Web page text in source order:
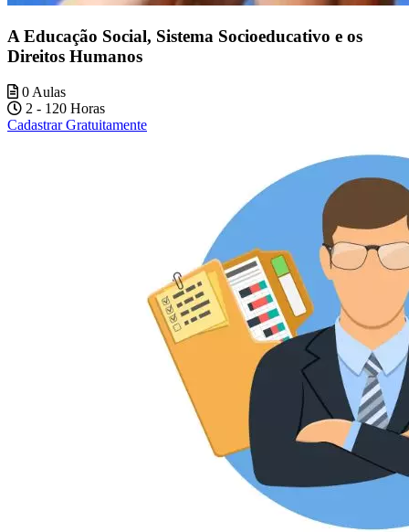
A Educação Social, Sistema Socioeducativo e os
Direitos Humanos
0 Aulas
2 - 120 Horas
Cadastrar Gratuitamente